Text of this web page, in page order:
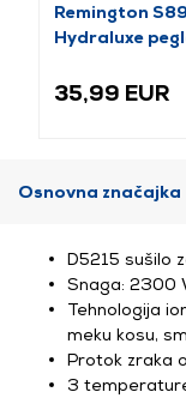
Remington
Hydraluxe
35,99 EUR
Osnovna značajka
D5215 sušilo
Snaga: 2300
Tehnologija
meku kosu,
Protok zraka
3